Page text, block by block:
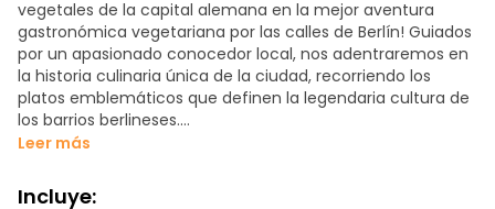
vegetales de la capital alemana en la mejor aventura
gastronómica vegetariana por las calles de Berlín! Guiados
por un apasionado conocedor local, nos adentraremos en
la historia culinaria única de la ciudad, recorriendo los
platos emblemáticos que definen la legendaria cultura de
los barrios berlineses.
de reconfortantes clásicos alemanes, famosa comida
Leer más
Incluye: